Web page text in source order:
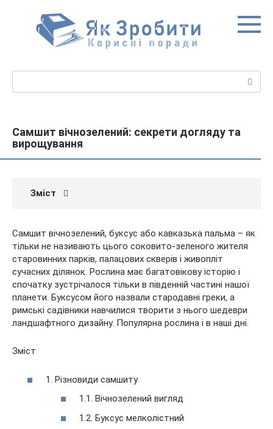
Самшит вічнозелений: секрети догляду та
вирощування
Зміст
Самшит вічнозелений, буксус або кавказька пальма – як
тільки не називають цього соковито-зеленого жителя
старовинних парків, палацових скверів і живопліт
сучасних ділянок. Рослина має багатовікову історію і
спочатку зустрічалося тільки в південній частині нашої
планети. Буксусом його назвали стародавні греки, а
римські садівники навчилися творити з нього шедеври
ландшафтного дизайну. Популярна рослина і в наші дні.
Зміст
1. Різновиди самшиту
1.1. Вічнозелений вигляд
1.2. Буксус мелколістний